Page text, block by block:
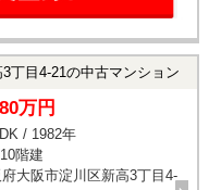
丁目4-21の中古マンション
万円
/ 1982年
階建
府大阪市淀川区新高3丁目4-